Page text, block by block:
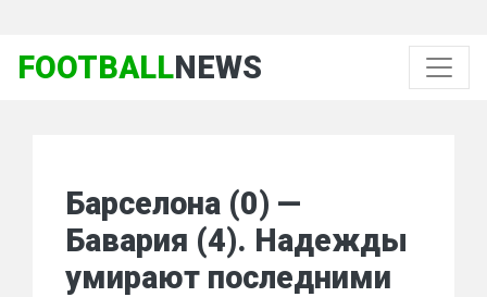
FOOTBALLNEWS
Барселона (0) —
Бавария (4). Надежды
умирают последними